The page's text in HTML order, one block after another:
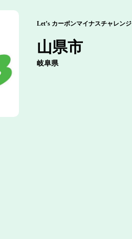
Let’s カーボンマイナスチャレンジ
山県市
岐阜県